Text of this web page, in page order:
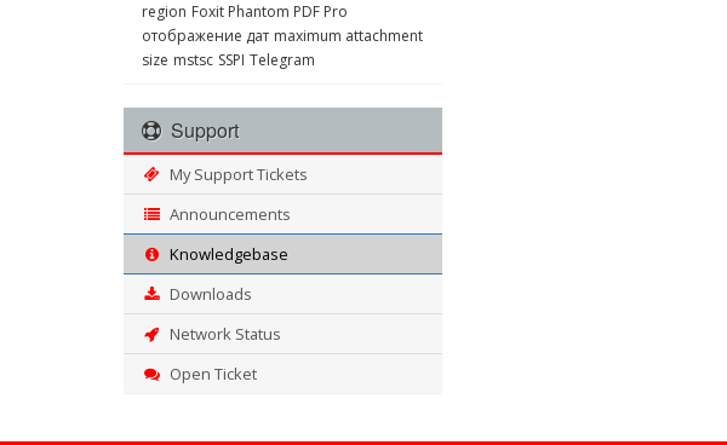
region Foxit Phantom PDF Pro
отображение дат maximum attachment
size mstsc SSPI Telegram
Support
My Support Tickets
Announcements
Knowledgebase
Downloads
Network Status
Open Ticket